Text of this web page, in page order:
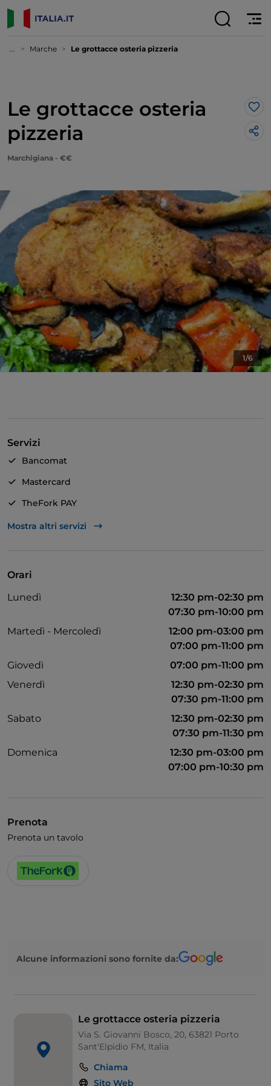
... Marche Le grottacce osteria pizzeria
Le grottacce osteria
pizzeria
Marchigiana - €€
1/6
Servizi
Bancomat
Mastercard
TheFork PAY
Unionpay via TheFork PAY
Si parla inglese
Mostra altri servizi
Orari
Lunedì
12:30 pm-02:30 pm
07:30 pm-10:00 pm
Martedì - Mercoledì
12:00 pm-03:00 pm
07:00 pm-11:00 pm
Giovedì
07:00 pm-11:00 pm
Venerdì
12:30 pm-02:30 pm
07:30 pm-11:00 pm
Sabato
12:30 pm-02:30 pm
07:30 pm-11:30 pm
Domenica
12:30 pm-03:00 pm
07:00 pm-10:30 pm
Prenota
Prenota un tavolo
Alcune informazioni sono fornite da:
Le grottacce osteria pizzeria
Via S. Giovanni Bosco, 20, 63821 Porto
Sant'Elpidio FM, Italia
Chiama
Sito Web